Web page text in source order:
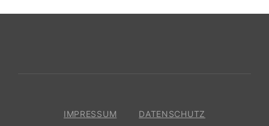
IMPRESSUM DATENSCHUTZ